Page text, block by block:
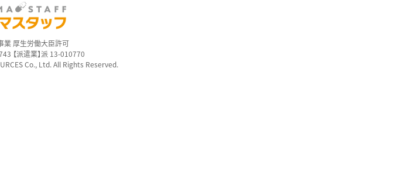
業 厚生労働大臣許可
【派遣業】派 13-010770
Co., Ltd. All Rights Reserved.